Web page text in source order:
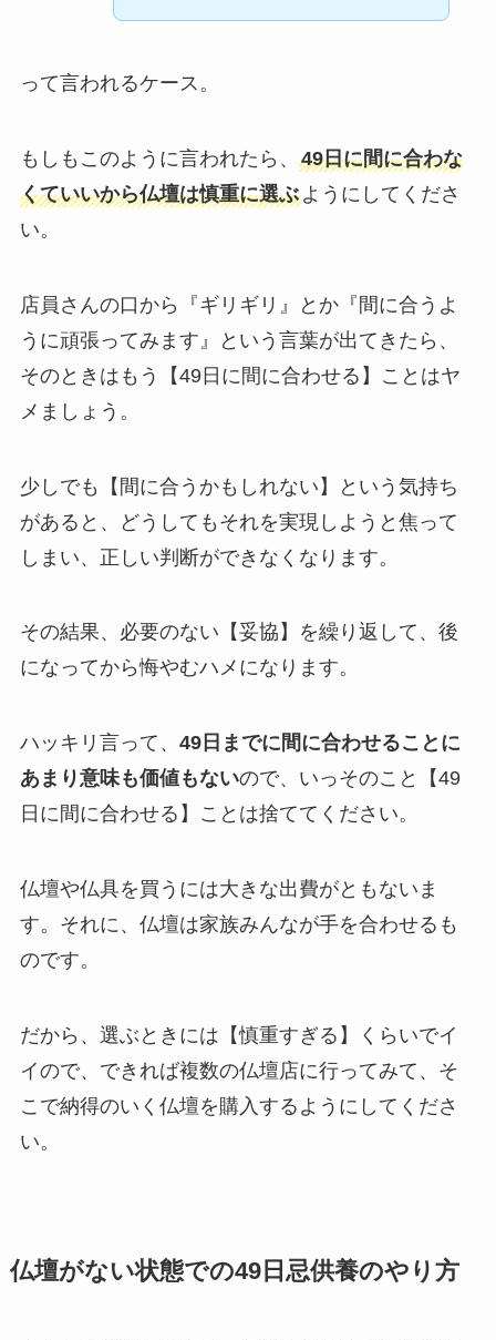
って言われるケース。
もしもこのように言われたら、 49日に間に合わな
くていいから仏壇は慎重に選ぶようにしてくださ
い。
店員さんの口から『ギリギリ』とか『間に合うよ
うに頑張ってみます』という言葉が出てきたら、
そのときはもう【49日に間に合わせる】ことはヤ
メましょう。
少しでも【間に合うかもしれない】という気持ち
があると、どうしてもそれを実現しようと焦って
しまい、正しい判断ができなくなります。
その結果、必要のない【妥協】を繰り返して、後
になってから悔やむハメになります。
ハッキリ言って、 49日までに間に合わせることに
あまり意味も価値もないので、いっそのこと【49
日に間に合わせる】ことは捨ててください。
仏壇や仏具を買うには大きな出費がともないま
す。それに、仏壇は家族みんなが手を合わせるも
のです。
だから、選ぶときには【慎重すぎる】くらいでイ
イので、できれば複数の仏壇店に行ってみて、そ
こで納得のいく仏壇を購入するようにしてくださ
い。
仏壇がない状態での49日忌供養のやり方